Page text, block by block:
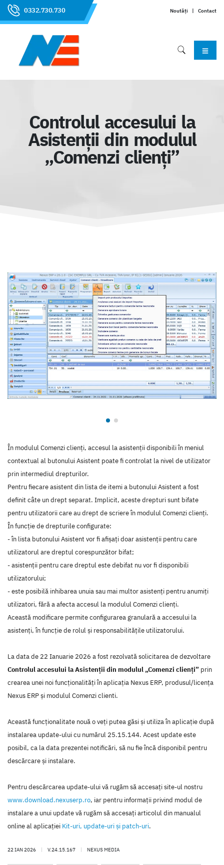
0332.730.730 Noutăți | Contact
Controlul accesului la
Asistenții din modulul
„Comenzi clienți”
În modulul Comenzi clienți, accesul la asistenții disponibili în meniul
contextual al butonului Asistent poate fi controlat la nivel de utilizator
prin intermediul drepturilor.
Pentru fiecare asistent din lista de itemi a butonului Asistent a fost
definit câte un drept separat. Implicit, aceste drepturi sunt bifate
pentru utilizatorii care au drept de scriere în modulul Comenzi clienți.
În funcție de drepturile configurate:
- în lista butonului Asistent vor fi afișați doar asistenții pentru care
utilizatorul are dreptul corespunzător bifat;
- asistenții pentru care dreptul este debifat nu vor fi disponibili
utilizatorului;
- este posibilă inhibarea unuia sau mai multor asistenți pentru anumiți
utilizatori, fără a afecta accesul la modulul Comenzi clienți.
Această modificare permite configurarea granulară a accesului la
asistenți, în funcție de rolul și responsabilitățile utilizatorului.
La data de 22 Ianuarie 2026 a fost rezolvată solicitarea de dezvoltare
Controlul accesului la Asistenții din modulul „Comenzi clienți” prin
crearea unei noi funcţionalităţi în aplicaţia Nexus ERP, produsul/licenţa
Nexus ERP şi modulul Comenzi clienti.
Această funcţionalitate nouă o veţi putea găsi şi utiliza în aplicaţie după
instalarea update-ului cu numărul 25.15.144. Acest update este
posibil, ca la data prezentei notificări, să nu fie încă disponibil pentru
descărcare şi instalare.
Pentru descărcarea update-ului vă rugăm să accesaţi site-ul nostru
www.download.nexuserp.ro, iar pentru informaţii privind modul de
instalare a unui update vă rugăm să accesaţi articolul din manualul
online al aplicaţiei Kit-uri, update-uri şi patch-uri.
22 IAN 2026 | V.24.15.167 | NEXUS MEDIA